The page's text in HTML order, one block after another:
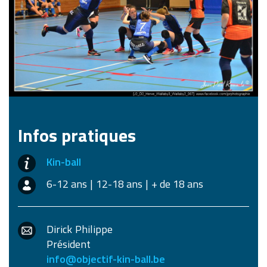
Infos pratiques
Kin-ball
6-12 ans
12-18 ans + de 18 ans
Dirick Philippe
Président
info@objectif-kin-ball.be